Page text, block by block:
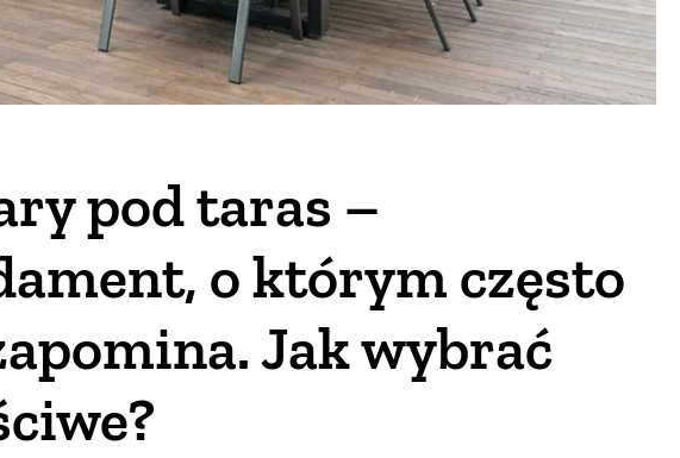
pod taras –
o którym często
Jak wybrać